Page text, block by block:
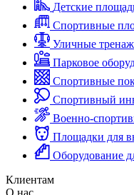
Детские
Спортивные
Уличные
Парковое
Спортивные
Спортивный
Военно-
Площадки для
Оборудование
Клиентам
О нас